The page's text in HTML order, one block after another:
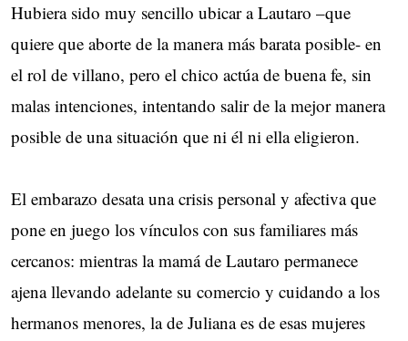
Hubiera sido muy sencillo ubicar a Lautaro –que
quiere que aborte de la manera más barata posible- en
el rol de villano, pero el chico actúa de buena fe, sin
malas intenciones, intentando salir de la mejor manera
posible de una situación que ni él ni ella eligieron.
El embarazo desata una crisis personal y afectiva que
pone en juego los vínculos con sus familiares más
cercanos: mientras la mamá de Lautaro permanece
ajena llevando adelante su comercio y cuidando a los
hermanos menores, la de Juliana es de esas mujeres